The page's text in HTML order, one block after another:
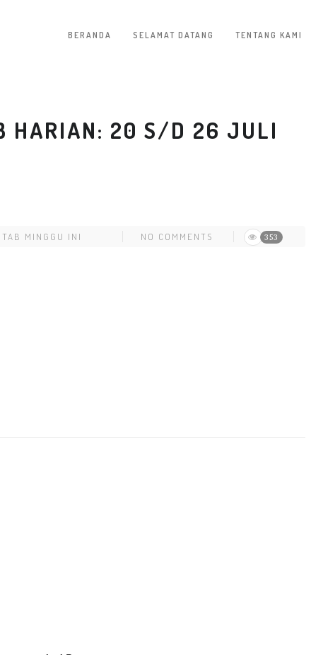
BERANDA SELAMAT DATANG TENTANG KAMI
HARIAN: 20 S/D 26 JULI
MINGGU INI NO COMMENTS 353